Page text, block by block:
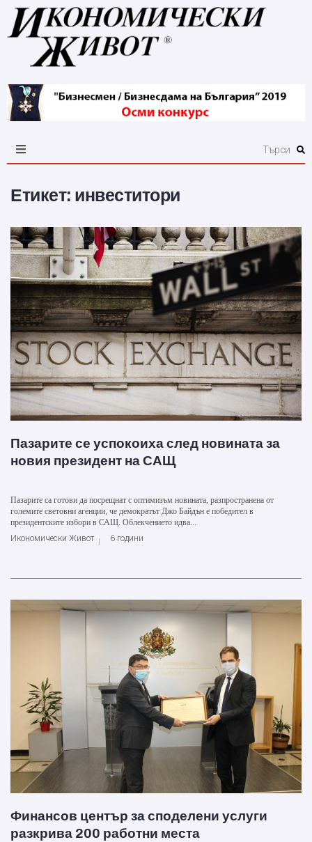
Етикет: инвеститори
Пазарите се успокоиха след новината за
новия президент на САЩ
Пазарите са готови да посрещнат с оптимизъм новината, разпространена от
големите световни агенции, че демократът Джо Байдън е победител в
президентските избори в САЩ. Облекчението идва...
Икономически Живот
6 години
Финансов център за споделени услуги
разкрива 200 работни места